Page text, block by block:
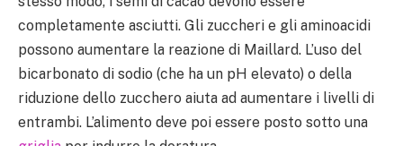
completamente asciutti. Gli zuccheri e gli aminoacidi
possono aumentare la reazione di Maillard. L’uso del
bicarbonato di sodio (che ha un pH elevato) o della
riduzione dello zucchero aiuta ad aumentare i livelli di
entrambi. L’alimento deve poi essere posto sotto una